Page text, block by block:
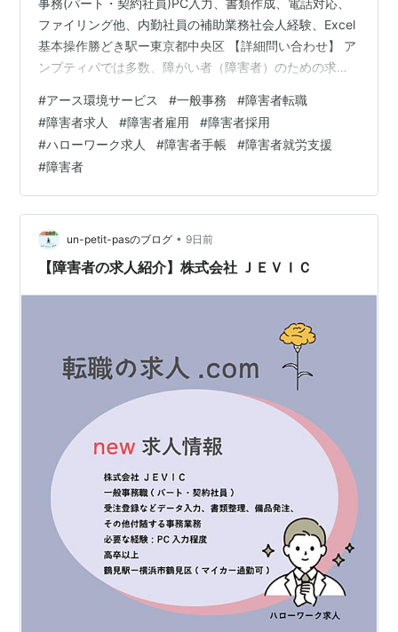
ファイリング他、内勤社員の補助業務社会人経験、Excel
基本操作勝どき駅ー東京都中央区 【詳細問い合わせ】 ア
ンプティパでは多数、障がい者（障害者）のための求人
転職に関するご相談をじっくり伺います。 面接準備、就
職まで丁寧に支援させていただきます。 アンプティパサ
イト un-petit-pas.co.jp 無料登録 求人：ハローワーク出
典
#アース環境サービス #一般事務 #障害者転職
#障害者求人 #障害者雇用 #障害者採用
#ハローワーク求人 #障害者手帳 #障害者就労支援
#障害者
un-petit-pasのブログ • 9日前
【障害者の求人紹介】株式会社 ＪＥＶＩＣ